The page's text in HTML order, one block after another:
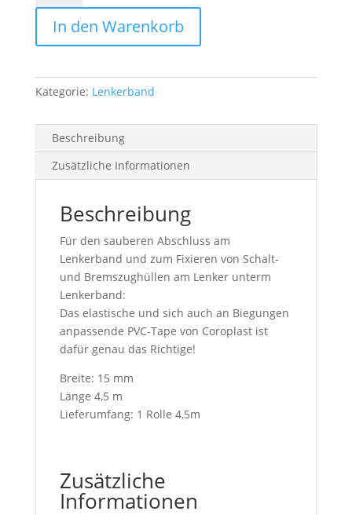
Lenkerbandabschluss
Coroplast
–
4,5
Menge
In den Warenkorb
Kategorie: Lenkerband
Beschreibung
Zusätzliche Informationen
Beschreibung
Für den sauberen Abschluss am
Lenkerband und zum Fixieren von Schalt-
und Bremszughüllen am Lenker unterm
Lenkerband:
Das elastische und sich auch an Biegungen
anpassende PVC-Tape von Coroplast ist
dafür genau das Richtige!
Breite: 15 mm
Länge 4,5 m
Lieferumfang: 1 Rolle 4,5m
Zusätzliche
Informationen